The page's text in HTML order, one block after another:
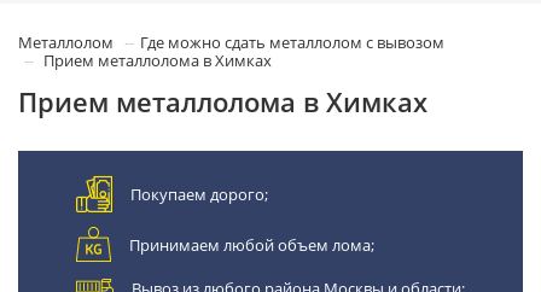
Металлолом
Где можно сдать металлолом с вывозом
Прием металлолома в Химках
Прием металлолома в Химках
Покупаем дорого;
Принимаем любой объем лома;